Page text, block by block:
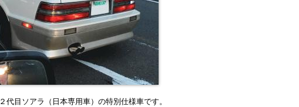
２代目ソアラ（日本専用車）の特別仕様車です。